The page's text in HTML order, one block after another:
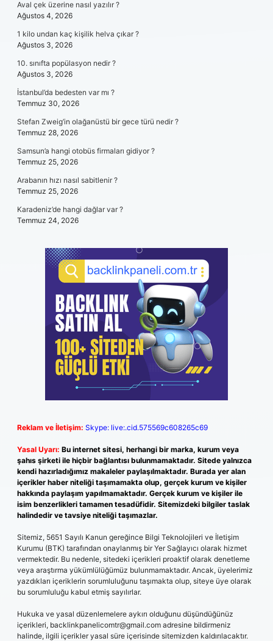
Aval çek üzerine nasıl yazılır ?
Ağustos 4, 2026
1 kilo undan kaç kişilik helva çıkar ?
Ağustos 3, 2026
10. sınıfta popülasyon nedir ?
Ağustos 3, 2026
İstanbul’da bedesten var mı ?
Temmuz 30, 2026
Stefan Zweig’in olağanüstü bir gece türü nedir ?
Temmuz 28, 2026
Samsun’a hangi otobüs firmaları gidiyor ?
Temmuz 25, 2026
Arabanın hızı nasıl sabitlenir ?
Temmuz 25, 2026
Karadeniz’de hangi dağlar var ?
Temmuz 24, 2026
Reklam ve İletişim: Skype: live:.cid.575569c608265c69
Yasal Uyarı: Bu internet sitesi, herhangi bir marka, kurum veya
şahıs şirketi ile hiçbir bağlantısı bulunmamaktadır. Sitede yalnızca
kendi hazırladığımız makaleler paylaşılmaktadır. Burada yer alan
içerikler haber niteliği taşımamakta olup, gerçek kurum ve kişiler
hakkında paylaşım yapılmamaktadır. Gerçek kurum ve kişiler ile
isim benzerlikleri tamamen tesadüfidir. Sitemizdeki bilgiler taslak
halindedir ve tavsiye niteliği taşımazlar.
Sitemiz, 5651 Sayılı Kanun gereğince Bilgi Teknolojileri ve İletişim
Kurumu (BTK) tarafından onaylanmış bir Yer Sağlayıcı olarak hizmet
vermektedir. Bu nedenle, sitedeki içerikleri proaktif olarak denetleme
veya araştırma yükümlülüğümüz bulunmamaktadır. Ancak, üyelerimiz
yazdıkları içeriklerin sorumluluğunu taşımakta olup, siteye üye olarak
bu sorumluluğu kabul etmiş sayılırlar.
Hukuka ve yasal düzenlemelere aykırı olduğunu düşündüğünüz
içerikleri, backlinkpanelicomtr@gmail.com adresine bildirmeniz
halinde, ilgili içerikler yasal süre içerisinde sitemizden kaldırılacaktır.